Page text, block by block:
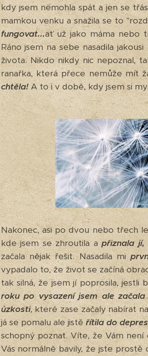
kdy jsem nemohla spát a jen se
mamkou venku a snažila se to
fungovat...ať už jako máma nebo
Ráno jsem na sebe nasadila jakousi
života. Nikdo nikdy nic nepoznal,
ranařka, která přece nemůže mít
chtěla!A to i v době, kdy jsem si
Nakonec, asi po dvou nebo třech
kde jsem se zhroutila apřiznala jí,
začala nějak řešit. Nasadila mi
vypadalo to, že život se začíná
tak silná, že jsem jí poprosila, jestli
roku po vysazení jsem ale
úzkosti, které zase začaly nabírat
já se pomalu ale jistěřítila do
schopný poznat. Víte, že Vám
Vás normálně bavily, že jste